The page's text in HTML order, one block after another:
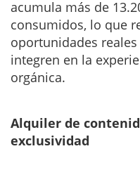
acumula más de
consumidos, lo que
oportunidades
integren en la
orgánica.
Alquiler de
exclusividad